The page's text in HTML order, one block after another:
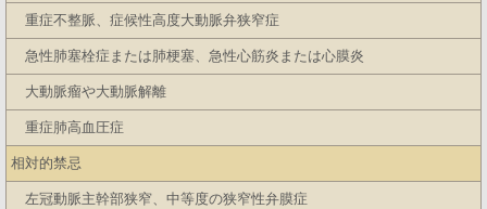
重症不整脈、症候性高度大動脈弁狭窄症
急性肺塞栓症または肺梗塞、急性心筋炎または心膜炎
大動脈瘤や大動脈解離
重症肺高血圧症
相対的禁忌
左冠動脈主幹部狭窄、中等度の狭窄性弁膜症